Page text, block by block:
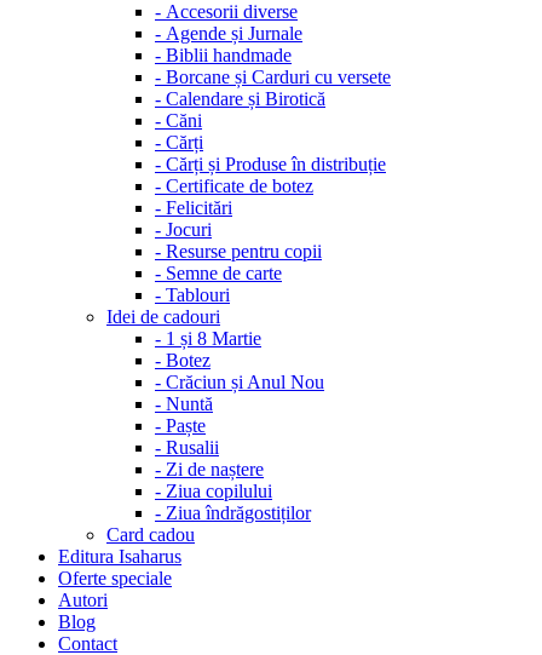
- Accesorii diverse
- Agende și Jurnale
- Biblii handmade
- Borcane și Carduri cu versete
- Calendare și Birotică
- Căni
- Cărți
- Cărți și Produse în distribuție
- Certificate de botez
- Felicitări
- Jocuri
- Resurse pentru copii
- Semne de carte
- Tablouri
Idei de cadouri
- 1 și 8 Martie
- Botez
- Crăciun și Anul Nou
- Nuntă
- Paște
- Rusalii
- Zi de naștere
- Ziua copilului
- Ziua îndrăgostiților
Card cadou
Editura Isaharus
Oferte speciale
Autori
Blog
Contact